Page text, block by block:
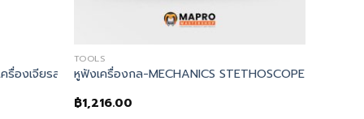
องเจียรลมขนาดเล็ก
TOOLS
หูฟังเครื่องกล-MECHANICS STETHOSCOPE
฿1,216.00